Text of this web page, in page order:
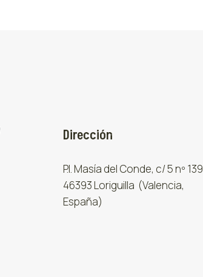
Dirección
P.I. Masía del Conde, c/ 5 nº 139
46393 Loriguilla (Valencia,
España)